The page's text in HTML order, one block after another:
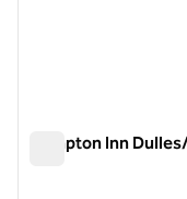
Hampton Inn